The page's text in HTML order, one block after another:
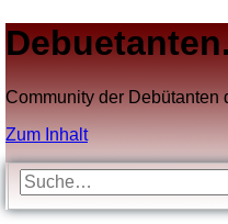
Community der Debütanten
Zum Inhalt